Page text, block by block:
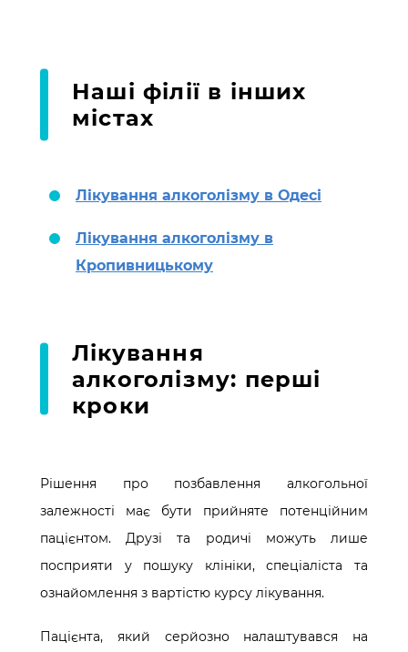
Наші філії в інших
містах
Лікування алкоголізму в Одесі
Лікування алкоголізму в
Кропивницькому
Лікування
алкоголізму: перші
кроки
Рішення про позбавлення алкогольної
залежності має бути прийняте потенційним
пацієнтом. Друзі та родичі можуть лише
посприяти у пошуку клініки, спеціаліста та
ознайомлення з вартістю курсу лікування.
Пацієнта, який серйозно налаштувався на